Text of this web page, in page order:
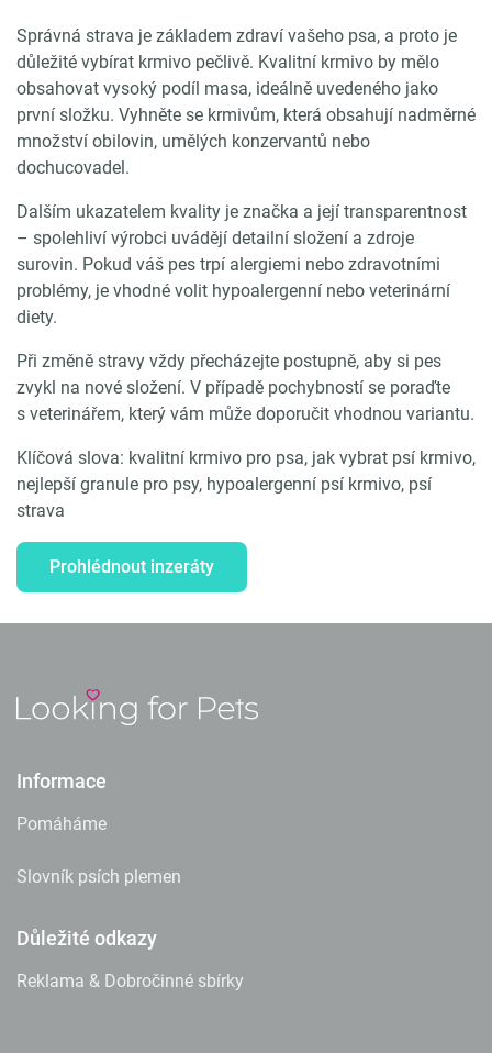
Správná strava je základem zdraví vašeho psa, a proto je
důležité vybírat krmivo pečlivě. Kvalitní krmivo by mělo
obsahovat vysoký podíl masa, ideálně uvedeného jako
první složku. Vyhněte se krmivům, která obsahují nadměrné
množství obilovin, umělých konzervantů nebo
dochucovadel.
Dalším ukazatelem kvality je značka a její transparentnost
– spolehliví výrobci uvádějí detailní složení a zdroje
surovin. Pokud váš pes trpí alergiemi nebo zdravotními
problémy, je vhodné volit hypoalergenní nebo veterinární
diety.
Při změně stravy vždy přecházejte postupně, aby si pes
zvykl na nové složení. V případě pochybností se poraďte
s veterinářem, který vám může doporučit vhodnou variantu.
Klíčová slova: kvalitní krmivo pro psa, jak vybrat psí krmivo,
nejlepší granule pro psy, hypoalergenní psí krmivo, psí
strava
Prohlédnout inzeráty
Informace
Pomáháme
Slovník psích plemen
Důležité odkazy
Reklama & Dobročinné sbírky